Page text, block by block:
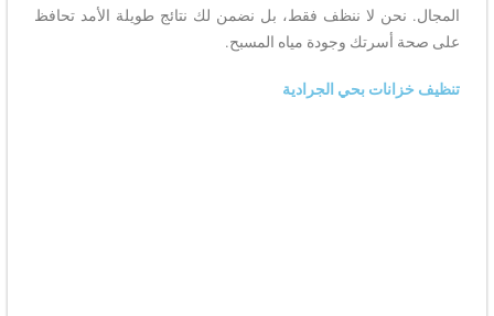
المجال. نحن لا ننظف فقط، بل نضمن لك نتائج طويلة الأمد تحافظ
على صحة أسرتك وجودة مياه المسبح.
تنظيف خزانات بحي الجرادية